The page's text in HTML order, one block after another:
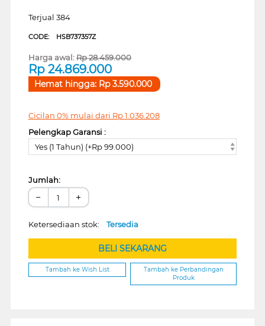
Terjual 384
CODE: HSB737357Z
Harga awal:Rp28.459.000
Rp 24.869.000
Hemat hingga: Rp3.590.000
Cicilan 0% mulai dari Rp1.036.208
Pelengkap Garansi :
Yes (1 Tahun) (+Rp 99.000)
Jumlah:
− +
Ketersediaan stok: Tersedia
BELI SEKARANG
Tambah ke Wish List
Tambah ke Perbandingan
Produk